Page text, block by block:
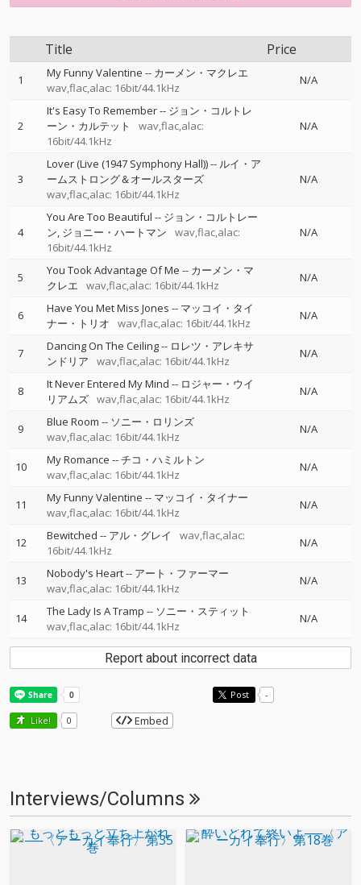
Title Price
1 My Funny Valentine -- カーメン・マクレエ
wav,flac,alac: 16bit/44.1kHz
N/A
2
It's Easy To Remember-- ジョン・コルトレ
ーン・カルテット
wav,flac,alac:
16bit/44.1kHz
N/A
3
Lover (Live (1947 Symphony Hall))-- ルイ・ア
ームストロング＆オールスターズ
wav,flac,alac: 16bit/44.1kHz
N/A
4
You Are Too Beautiful -- ジョン・コルトレー
ン ジョニー・ハートマン
wav,flac,alac:
16bit/44.1kHz
N/A
5 You Took Advantage Of Me -- カーメン・マ
クレエ
wav,flac,alac: 16bit/44.1kHz
N/A
6 Have You Met Miss Jones -- マッコイ・タイ
ナー・トリオ
wav,flac,alac: 16bit/44.1kHz
N/A
7 Dancing On The Ceiling-- ロレツ・アレキサ
ンドリア
wav,flac,alac: 16bit/44.1kHz
N/A
8 It Never Entered My Mind -- ロジャー・ウイ
リアムズ wav,flac,alac: 16bit/44.1kHz
N/A
9 Blue Room -- ソニー・ロリンズ
wav,flac,alac: 16bit/44.1kHz
N/A
10 My Romance --チコ・ハミルトン
wav,flac,alac: 16bit/44.1kHz
N/A
11 My Funny Valentine -- マッコイ・タイナー
wav,flac,alac: 16bit/44.1kHz
N/A
12 Bewitched -- アル・グレイ
wav,flac,alac:
16bit/44.1kHz
N/A
13 Nobody's Heart-- アート・ファーマー
wav,flac,alac: 16bit/44.1kHz
N/A
14 The Lady Is A Tramp -- ソニー・スティット
wav,flac,alac: 16bit/44.1kHz
N/A
Report about incorrect data
Post -
Like! 0 Embed
Interviews/Columns